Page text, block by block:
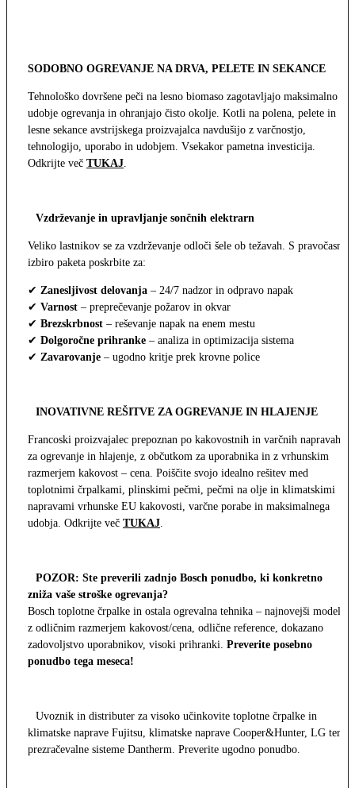
SODOBNO OGREVANJE NA DRVA, PELETE IN SEKANCE
Tehnološko dovršene peči na lesno biomaso zagotavljajo maksimalno
udobje ogrevanja in ohranjajo čisto okolje. Kotli na polena, pelete in
lesne sekance avstrijskega proizvajalca navdušijo z varčnostjo,
tehnologijo, uporabo in udobjem. Vsekakor pametna investicija.
Odkrijte več TUKAJ.
Vzdrževanje in upravljanje sončnih elektrarn
Veliko lastnikov se za vzdrževanje odloči šele ob težavah. S pravočasno
izbiro paketa poskrbite za:
✔ Zanesljivost delovanja – 24/7 nadzor in odpravo napak
✔ Varnost – preprečevanje požarov in okvar
✔ Brezskrbnost – reševanje napak na enem mestu
✔ Dolgoročne prihranke – analiza in optimizacija sistema
✔ Zavarovanje – ugodno kritje prek krovne police
INOVATIVNE REŠITVE ZA OGREVANJE IN HLAJENJE
Francoski proizvajalec prepoznan po kakovostnih in varčnih napravah
za ogrevanje in hlajenje, z občutkom za uporabnika in z vrhunskim
razmerjem kakovost – cena. Poiščite svojo idealno rešitev med
toplotnimi črpalkami, plinskimi pečmi, pečmi na olje in klimatskimi
napravami vrhunske EU kakovosti, varčne porabe in maksimalnega
udobja. Odkrijte več TUKAJ.
POZOR: Ste preverili zadnjo Bosch ponudbo, ki konkretno
zniža vaše stroške ogrevanja?
Bosch toplotne črpalke in ostala ogrevalna tehnika – najnovejši modeli
z odličnim razmerjem kakovost/cena, odlične reference, dokazano
zadovoljstvo uporabnikov, visoki prihranki. Preverite posebno
ponudbo tega meseca!
Uvoznik in distributer za visoko učinkovite toplotne črpalke in
klimatske naprave Fujitsu, klimatske naprave Cooper&Hunter, LG ter
prezračevalne sisteme Dantherm. Preverite ugodno ponudbo.